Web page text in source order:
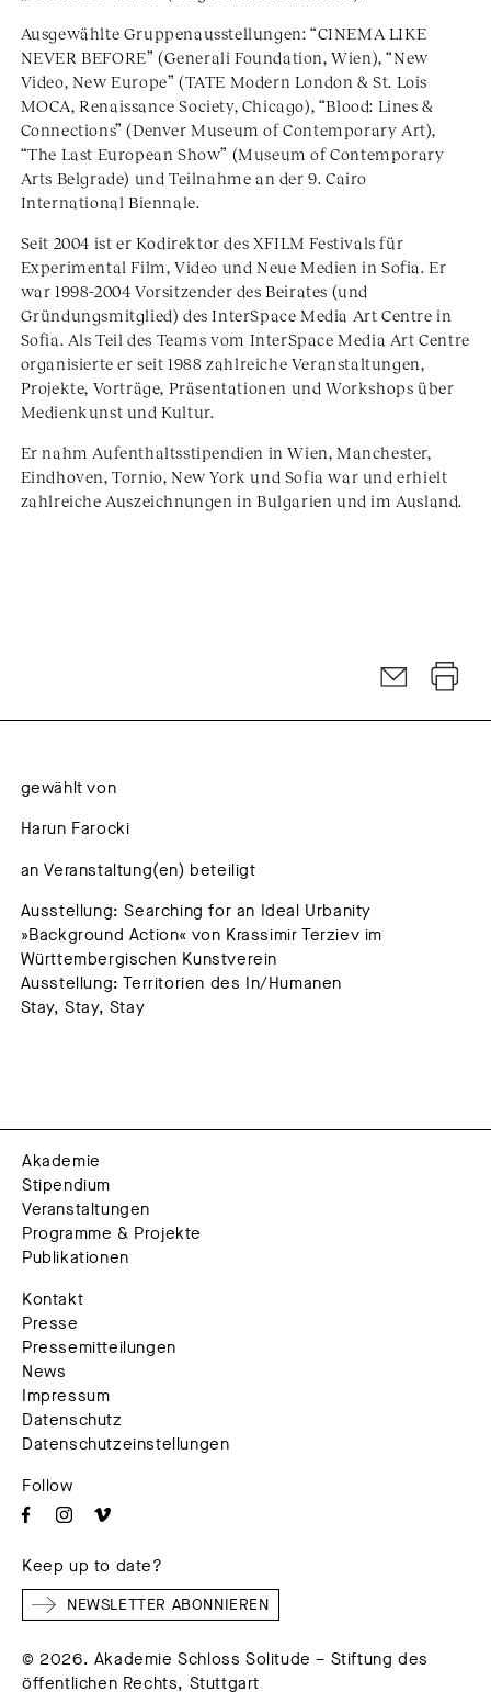
Ausgewählte Gruppenausstellungen: “CINEMA LIKE
NEVER BEFORE” (Generali Foundation, Wien), “New
Video, New Europe” (TATE Modern London & St. Lois
MOCA, Renaissance Society, Chicago), “Blood: Lines &
Connections” (Denver Museum of Contemporary Art),
“The Last European Show” (Museum of Contemporary
Arts Belgrade) und Teilnahme an der 9. Cairo
International Biennale.
Seit 2004 ist er Kodirektor des XFILM Festivals für
Experimental Film, Video und Neue Medien in Sofia. Er
war 1998-2004 Vorsitzender des Beirates (und
Gründungsmitglied) des InterSpace Media Art Centre in
Sofia. Als Teil des Teams vom InterSpace Media Art Centre
organisierte er seit 1988 zahlreiche Veranstaltungen,
Projekte, Vorträge, Präsentationen und Workshops über
Medienkunst und Kultur.
Er nahm Aufenthaltsstipendien in Wien, Manchester,
Eindhoven, Tornio, New York und Sofia war und erhielt
zahlreiche Auszeichnungen in Bulgarien und im Ausland.
gewählt von
Harun Farocki
an Veranstaltung(en) beteiligt
Ausstellung: Searching for an Ideal Urbanity
»Background Action« von Krassimir Terziev im
Württembergischen Kunstverein
Ausstellung: Territorien des In/Humanen
Stay, Stay, Stay
Akademie
Stipendium
Veranstaltungen
Programme & Projekte
Publikationen
Kontakt
Presse
Pressemitteilungen
News
Impressum
Datenschutz
Datenschutzeinstellungen
Follow
Keep up to date?
NEWSLETTER ABONNIEREN
© 2026. Akademie Schloss Solitude – Stiftung des
öffentlichen Rechts, Stuttgart